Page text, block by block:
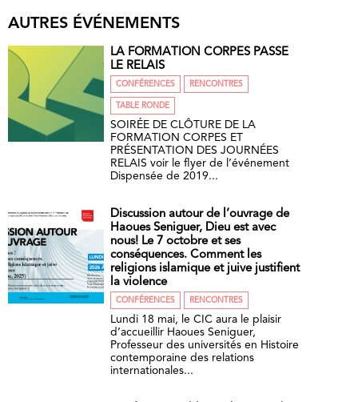
AUTRES ÉVÉNEMENTS
LA FORMATION CORPES PASSE
LE RELAIS
CONFÉRENCES RENCONTRES
TABLE RONDE
SOIRÉE DE CLÔTURE DE LA
FORMATION CORPES ET
PRÉSENTATION DES JOURNÉES
RELAIS voir le flyer de l’événement
Dispensée de 2019...
Discussion autour de l’ouvrage de
Haoues Seniguer, Dieu est avec
nous! Le 7 octobre et ses
conséquences. Comment les
religions islamique et juive justifient
la violence
CONFÉRENCES RENCONTRES
Lundi 18 mai, le CIC aura le plaisir
d’accueillir Haoues Seniguer,
Professeur des universités en Histoire
contemporaine des relations
internationales...